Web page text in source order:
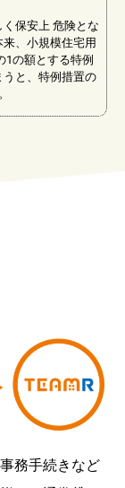
保安上 危険とな
、小規模住宅用
1の額とする特例
と、特例措置の
務手続きなど